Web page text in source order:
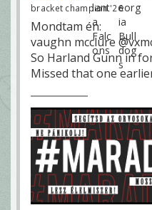
bracket champion '26
Mondtam én:
vaughn mcclure
So Harland Gunn in
Missed that one